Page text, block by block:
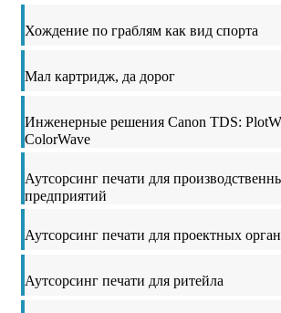
Хождение по граблям как вид спорта
Мал картридж, да дорог
Инженерные решения Canon TDS:
ColorWave
Аутсорсинг печати для
предприятий
Аутсорсинг печати для проектных
Аутсорсинг печати для ритейла